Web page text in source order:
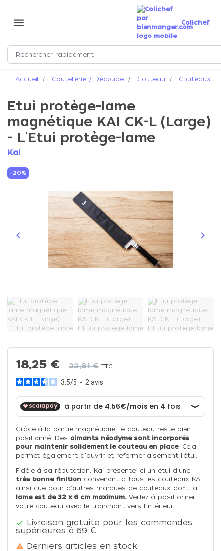
menu Colichef
Accueil Coutellerie / Découpe Couteau Couteaux
Etui protège-lame
magnétique KAI CK-L (Large)
- L'Etui protège-lame
Kai
-20%
Précédent
keyboard_arrow_left keyboard_arrow_right
18,25 € 22,81 € TTC
3.5/5 - 2 avis
Grâce à la partie magnétique, le couteau reste bien
positionné. Des aimants néodyme sont incorporés
pour maintenir solidement le couteau en place. Cela
permet également d'ouvrir et refermer aisément l'étui.
Fidèle à sa réputation, Kai présente ici un étui d'une
très bonne finition convenant à tous les couteaux KAI
ainsi que pour d'autres marques de couteaux dont la
lame est de 32 x 6 cm maximum. Veillez à positionner
votre couteau avec le tranchant vers l'intérieur.
 Livraison gratuite pour les commandes
supérieures à 69 €
 Derniers articles en stock